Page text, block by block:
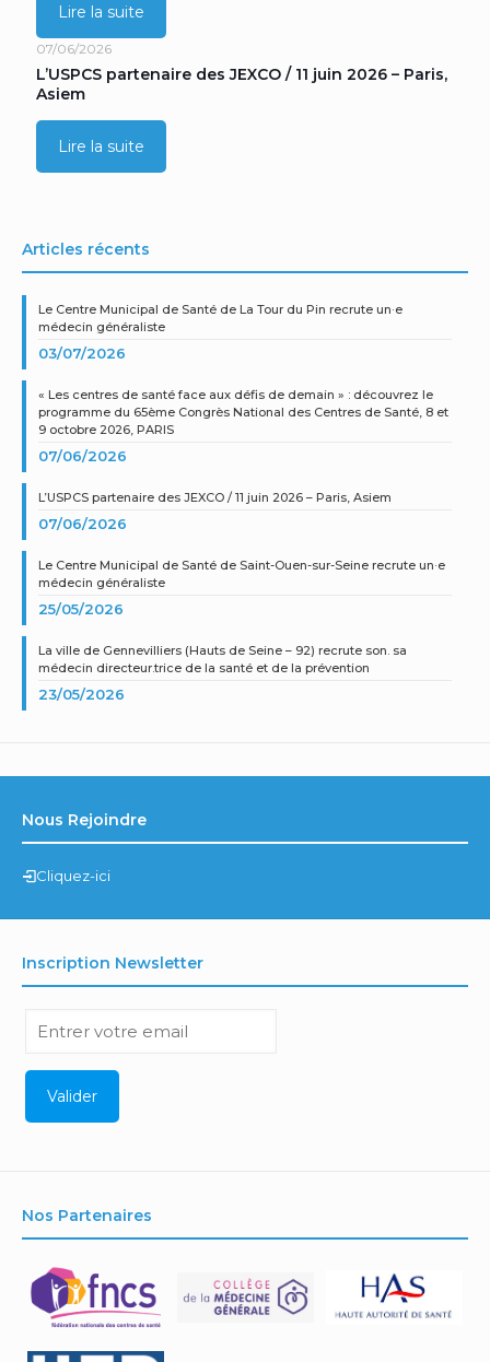
Lire la suite
07/06/2026
L’USPCS partenaire des JEXCO / 11 juin 2026 – Paris,
Asiem
Lire la suite
Articles récents
Le Centre Municipal de Santé de La Tour du Pin recrute un·e
médecin généraliste
03/07/2026
« Les centres de santé face aux défis de demain » : découvrez le
programme du 65ème Congrès National des Centres de Santé, 8 et
9 octobre 2026, PARIS
07/06/2026
L’USPCS partenaire des JEXCO / 11 juin 2026 – Paris, Asiem
07/06/2026
Le Centre Municipal de Santé de Saint-Ouen-sur-Seine recrute un·e
médecin généraliste
25/05/2026
La ville de Gennevilliers (Hauts de Seine – 92) recrute son. sa
médecin directeur.trice de la santé et de la prévention
23/05/2026
Nous Rejoindre
Cliquez-ici
Inscription Newsletter
Nos Partenaires